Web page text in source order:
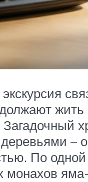
Загадочный
–
По
монахов